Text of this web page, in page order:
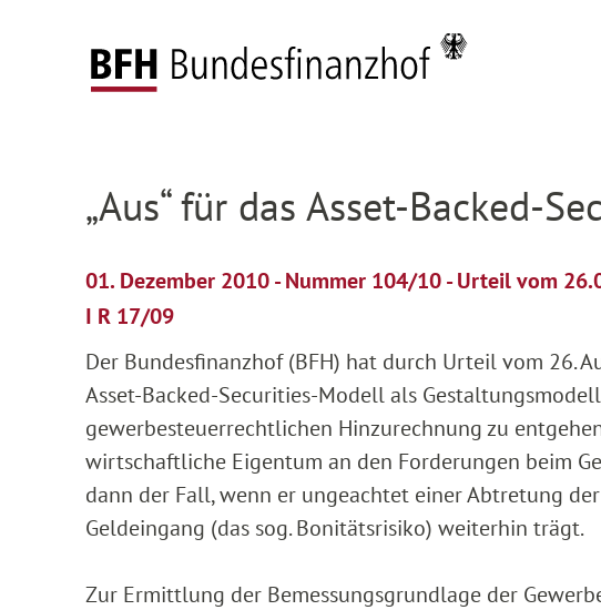
Startseite
„Aus“ für das Asset-Backed-
01. Dezember 2010 - Nummer 104/10 - Urteil vom
I R 17/09
Der Bundesfinanzhof (BFH) hat durch Urteil vom 26.
Asset-Backed-Securities-Modell als
gewerbesteuerrechtlichen Hinzurechnung zu
wirtschaftliche Eigentum an den Forderungen beim
dann der Fall, wenn er ungeachtet einer Abtretung
Geldeingang (das sog. Bonitätsrisiko) weiterhin trägt.
Zur Ermittlung der Bemessungsgrundlage der